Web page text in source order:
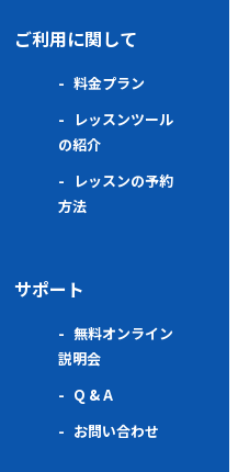
ご利用に関して
料金プラン
レッスンツール
の紹介
レッスンの予約
方法
サポート
無料オンライン
説明会
Q & A
お問い合わせ